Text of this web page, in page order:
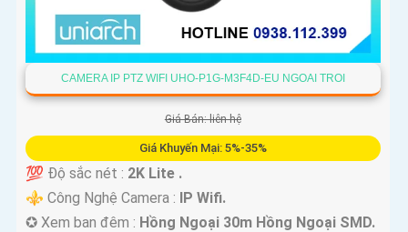
CAMERA IP PTZ WIFI UHO-P1G-M3F4D-EU NGOAI TROI
Giá Bán: liên hệ
Giá Khuyến Mại: 5%-35%
💯 Độ sắc nét : 2K Lite .
⚜️ Công Nghệ Camera : IP Wifi.
✪ Xem ban đêm : Hồng Ngoại 30m Hồng Ngoại SMD.